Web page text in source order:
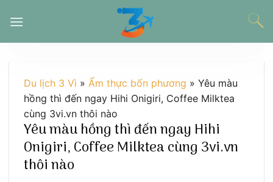
đến
Du lịch 3 Vì » Ẩm thực bốn phương » Yêu màu
hồng thì đến ngay Hihi Onigiri, Coffee Milktea
cùng 3vi.vn thôi nào
Yêu màu hồng thì đến ngay Hihi
Onigiri, Coffee Milktea cùng 3vi.vn
thôi nào